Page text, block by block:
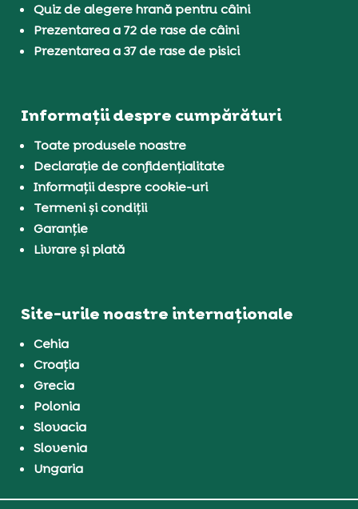
Quiz de alegere hrană pentru câini
Prezentarea a 72 de rase de câini
Prezentarea a 37 de rase de pisici
Informații despre cumpărături
Toate produsele noastre
Declarație de confidențialitate
Informații despre cookie-uri
Termeni și condiții
Garanție
Livrare și plată
Site-urile noastre internaționale
Cehia
Croația
Grecia
Polonia
Slovacia
Slovenia
Ungaria